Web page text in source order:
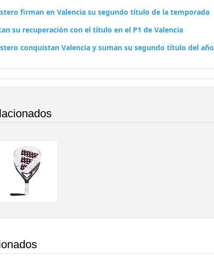
firman en Valencia su segundo título de la temporada
su recuperación con el título en el P1 de Valencia
conquistan Valencia y suman su segundo título del año